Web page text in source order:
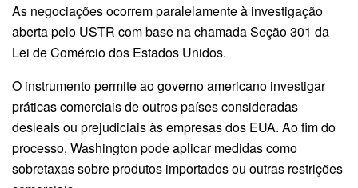
As negociações ocorrem paralelamente à investigação
aberta pelo USTR com base na chamada Seção 301 da
Lei de Comércio dos Estados Unidos.
O instrumento permite ao governo americano investigar
práticas comerciais de outros países consideradas
desleais ou prejudiciais às empresas dos EUA. Ao fim do
processo, Washington pode aplicar medidas como
sobretaxas sobre produtos importados ou outras restrições